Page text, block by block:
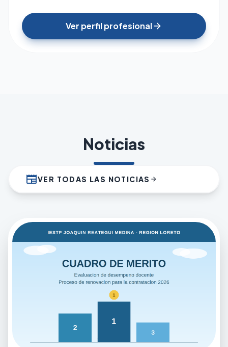
Ver perfil profesionalarrow_forward
Noticias
newspaperVER TODAS LAS NOTICIAS arrow_forward